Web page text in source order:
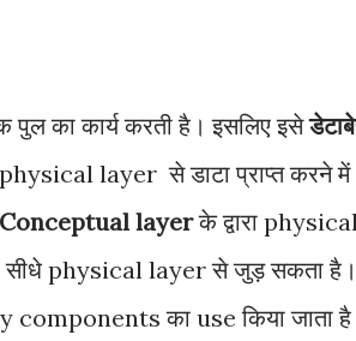
का कार्य करती है। इसलिए इसे
layer से डाटा प्राप्त करने में
layerके द्वारा
सीधे physical layer से जुड़ सकता है।
components का use किया जाता